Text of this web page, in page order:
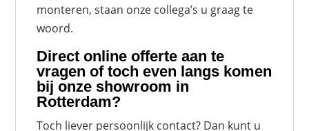
monteren, staan onze collega’s u graag te
woord.
Direct online offerte aan te
vragen of toch even langs komen
bij onze showroom in
Rotterdam?
Toch liever persoonlijk contact? Dan kunt u